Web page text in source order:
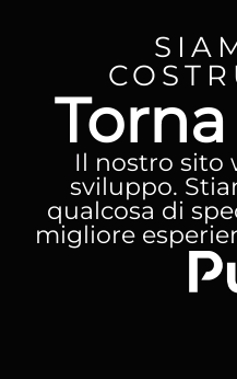
Il nostro sito
sviluppo.
qualcosa di
migliore